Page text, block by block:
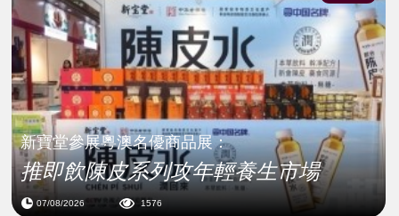
新寶堂參展粵澳名優商品展：
推即飲陳皮系列攻年輕養生市場
07/08/2026 1576